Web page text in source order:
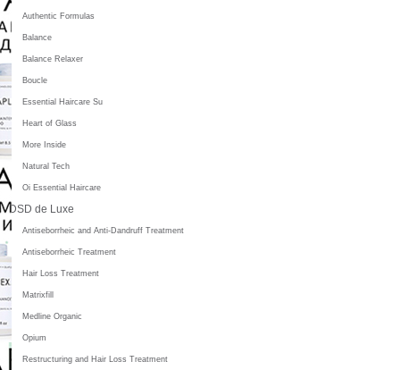
Authentic Formulas
Balance
Balance Relaxer
Boucle
Essential Haircare Su
Heart of Glass
More Inside
Natural Tech
Oi Essential Haircare
DSD de Luxe
Antiseborrheic and Anti-Dandruff Treatment
Antiseborrheic Treatment
Hair Loss Treatment
Matrixfill
Medline Organic
Opium
Restructuring and Hair Loss Treatment